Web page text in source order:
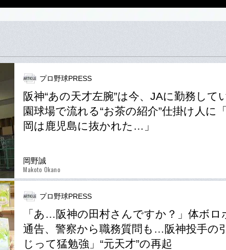
プロ野球PRESS
阪神“あの天才左腕”は今、JAに勤務し
園球場で流れる“お茶の紹介”仕掛け人に
岡は鹿児島に抜かれた…」
岡野誠
Makoto Okano
プロ野球PRESS
「あ…阪神の田村さんですか？」体ボロ
通告、警察から職務質問も…阪神投手の
じって猛勉強」“元天才”の再起